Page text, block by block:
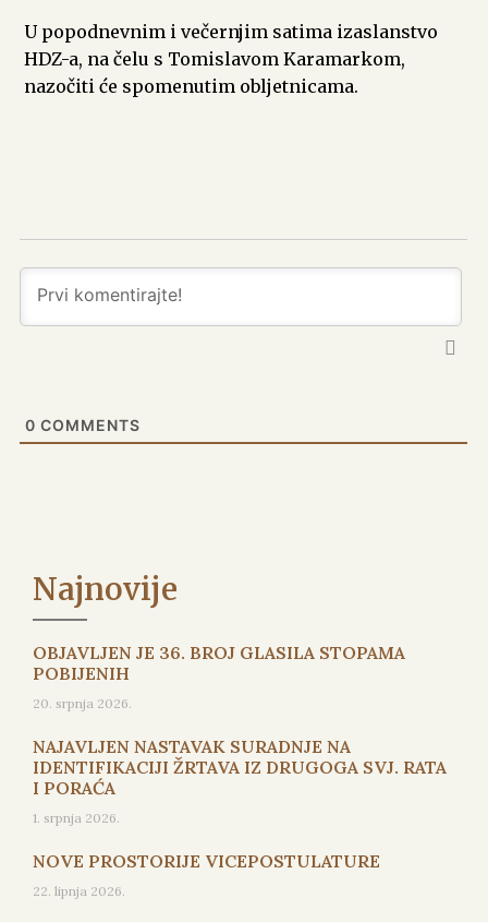
U popodnevnim i večernjim satima izaslanstvo
HDZ-a, na čelu s Tomislavom Karamarkom,
nazočiti će spomenutim obljetnicama.
0 COMMENTS
Najnovije
OBJAVLJEN JE 36. BROJ GLASILA STOPAMA
POBIJENIH
20. srpnja 2026.
NAJAVLJEN NASTAVAK SURADNJE NA
IDENTIFIKACIJI ŽRTAVA IZ DRUGOGA SVJ. RATA
I PORAĆA
1. srpnja 2026.
NOVE PROSTORIJE VICEPOSTULATURE
22. lipnja 2026.